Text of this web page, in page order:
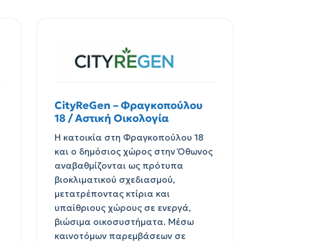
CityReGen – Φραγκοπούλου
18 / Αστική Οικολογία
Η κατοικία στη Φραγκοπούλου 18
και ο δημόσιος χώρος στην Όθωνος
αναβαθμίζονται ως πρότυπα
βιοκλιματικού σχεδιασμού,
μετατρέποντας κτίρια και
υπαίθριους χώρους σε ενεργά,
βιώσιμα οικοσυστήματα. Μέσω
καινοτόμων παρεμβάσεων σε